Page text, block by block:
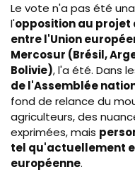
Le vote n'a pas été
l'opposition au projet
entre l'Union
Mercosur (Brésil,
Bolivie), l'a été. Dans
de l'Assemblée
fond de relance du
agriculteurs, des
exprimées, mais
tel qu'actuellement
européenne.